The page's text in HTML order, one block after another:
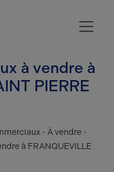
à vendre à
PIERRE
- À vendre -
à FRANQUEVILLE